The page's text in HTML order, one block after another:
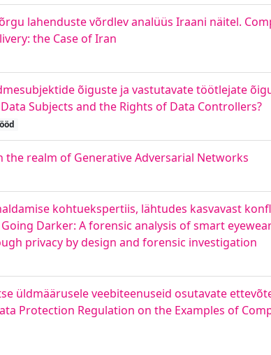
lahenduste võrdlev analüüs Iraani näitel.
the Case of Iran
õiguste ja vastutavate töötlejate
Subjects and the Rights of Data Controllers?
realm of Generative Adversarial Networks
kohtuekspertiis, lähtudes kasvavast
Darker: A forensic analysis of smart
privacy by design and forensic investigation
üldmäärusele veebiteenuseid osutavate
Protection Regulation on the Examples of